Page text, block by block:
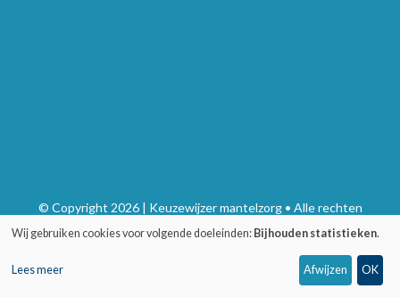
© Copyright 2026 | Keuzewijzer mantelzorg • Alle rechten
voorbehouden
Wij gebruiken cookies voor volgende doeleinden: Bijhouden statistieken.
Lees meer Afwijzen OK